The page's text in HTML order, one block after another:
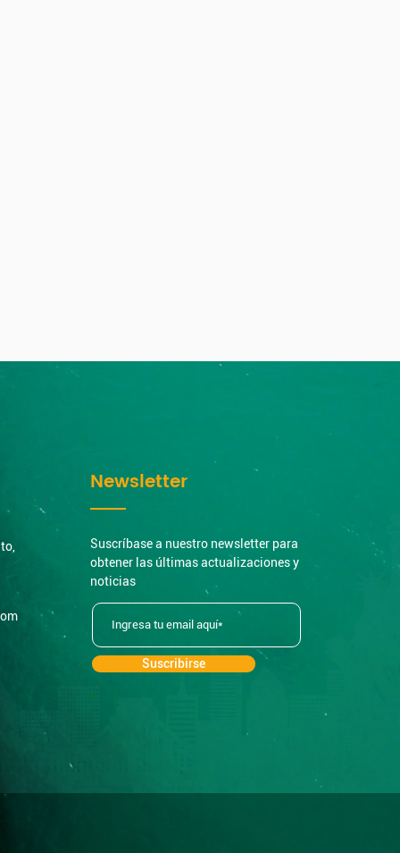
Newsletter
Suscríbase a nuestro newsletter para
obtener las últimas actualizaciones y
noticias
Suscribirse